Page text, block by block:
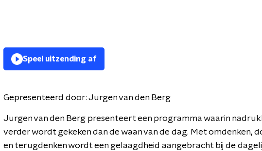
Speel uitzending af
Gepresenteerd door: Jurgen van den Berg
Jurgen van den Berg presenteert een programma waarin
verder wordt gekeken dan de waan van de dag. Met omdenken,
en terugdenken wordt een gelaagdheid aangebracht bij de